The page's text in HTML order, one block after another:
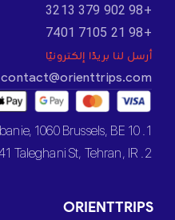
+98 902 379 3213
+98 21 7105 7401
أرسل لنا بريدًا إلكترونيًا
contact@orienttrips.com
1. 10 Rue d’Albanie, 1060 Brussels, BE
2. L2, 141 Taleghani St, Tehran, IR
ORIENTTRIPS